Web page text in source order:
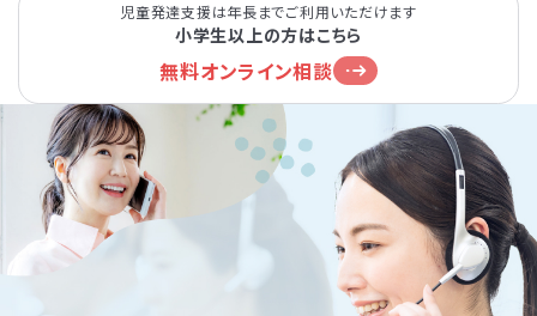
児童発達支援は年長までご利用いただけます
小学生以上の方はこちら
無料オンライン相談